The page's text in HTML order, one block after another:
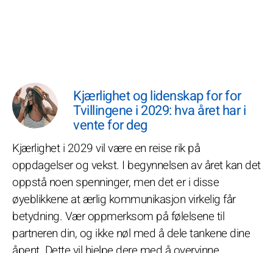
Kjærlighet og lidenskap for for
Tvillingene i 2029: hva året har i
vente for deg
Kjærlighet i 2029 vil være en reise rik på
oppdagelser og vekst. I begynnelsen av året kan det
oppstå noen spenninger, men det er i disse
øyeblikkene at ærlig kommunikasjon virkelig får
betydning. Vær oppmerksom på følelsene til
partneren din, og ikke nøl med å dele tankene dine